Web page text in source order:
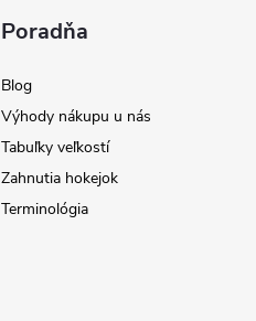
Poradňa
Blog
Výhody nákupu u nás
Tabuľky veľkostí
Zahnutia hokejok
Terminológia